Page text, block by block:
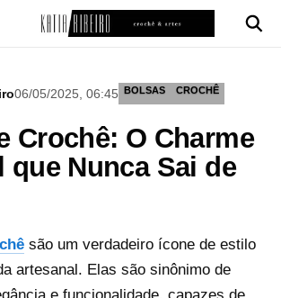
06/05/2025, 06:45 BOLSAS CROCHÊ
Crochê: O Charme
que Nunca Sai de
são um verdadeiro ícone de estilo
artesanal. Elas são sinônimo de